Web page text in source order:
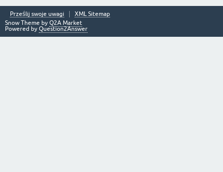
Prześlij swoje uwagi
XML Sitemap
Snow Theme by Q2A Market
Powered by Question2Answer